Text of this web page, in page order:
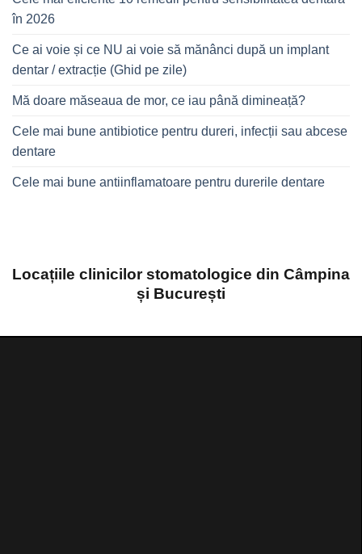
în 2026
Ce ai voie și ce NU ai voie să mănânci după un implant
dentar / extracție (Ghid pe zile)
Mă doare măseaua de mor, ce iau până dimineață?
Cele mai bune antibiotice pentru dureri, infecții sau abcese
dentare
Cele mai bune antiinflamatoare pentru durerile dentare
Locațiile clinicilor stomatologice din Câmpina
și București